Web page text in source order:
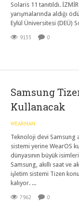
Solaris 11 tanıtıldı.
yarışmalarında aldığı
Eylül Üniversitesi (DEÜ)
9133 0
Samsung
Kullanacak
WEARMAN
Teknoloji devi Samsung
sistemi yerine WearOS
dünyasının büyük
Samsung, akıllı saat ve
işletim sistemi Tizen
kalıyor. ...
7962 0